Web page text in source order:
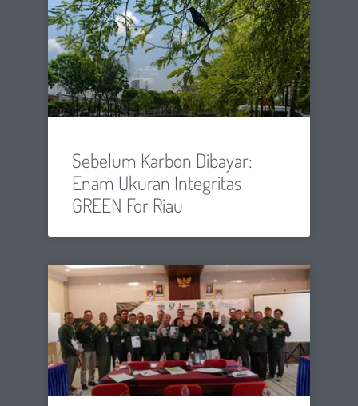
Sebelum Karbon Dibayar:
Enam Ukuran Integritas
GREEN For Riau